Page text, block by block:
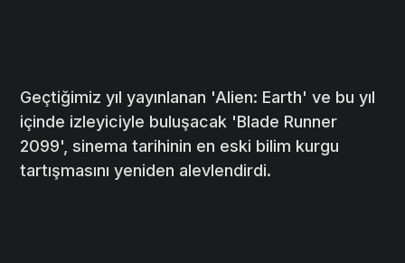
Geçtiğimiz yıl yayınlanan 'Alien: Earth' ve bu yıl
içinde izleyiciyle buluşacak 'Blade Runner
2099', sinema tarihinin en eski bilim kurgu
tartışmasını yeniden alevlendirdi.